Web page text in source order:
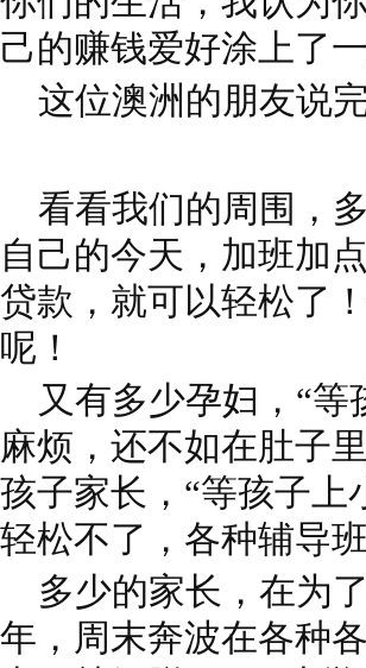
己的赚钱爱好涂上了
这位澳洲的朋友说
看看我们的周围，
自己的今天，加班加
贷款，就可以轻松了
呢！
又有多少孕妇，“等
麻烦，还不如在肚子
孩子家长，“等孩子上
轻松不了，各种辅导
多少的家长，在为
年，周末奔波在各种